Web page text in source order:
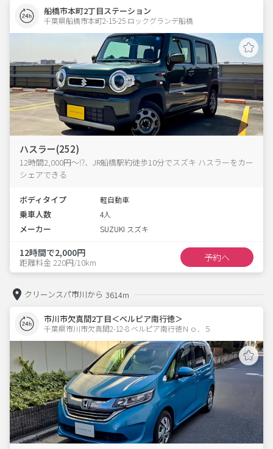
船橋市本町2丁目ステーション
千葉県船橋市本町2-15-25 ロックグランデ船橋
ハスラー(252)
12時間2,000円～⁉、JR船橋駅約徒歩10分でスズキ ハスラーをカー
シェアできる
ボディタイプ 軽自動車
乗車人数 4人
メーカー SUZUKI スズキ
12時間で2,000円
距離料金 220円/10km 予約へ
クリーンスパ市川から 3614m
市川市欠真間2丁目＜ベルピア南行徳＞
千葉県市川市欠真間2-12-8 ベルピア南行徳Ｎｏ．５